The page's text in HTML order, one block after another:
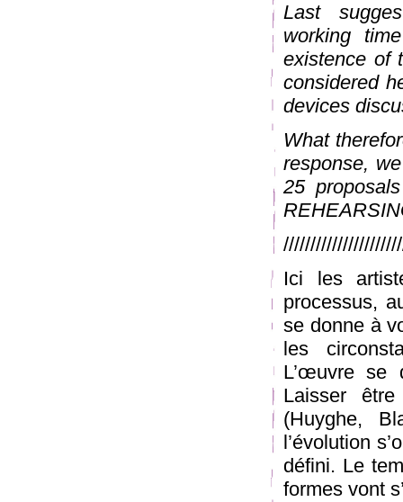
Last
working
existence of
considered
devices
What
response,
25
Ici les
processus,
se donne à
les
L’œuvre se
Laisser
(Huyghe,
l’évolution
défini. Le
formes vont